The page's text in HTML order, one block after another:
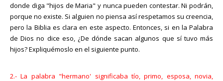
donde diga "hijos de Maria" y nunca pueden contestar. Ni podrán,
porque no existe. Si alguien no piensa así respetamos su creencia,
pero la Biblia es clara en este aspecto. Entonces, si en la Palabra
de Dios no dice eso, ¿De dónde sacan algunos que sí tuvo más
hijos? Expliquémoslo en el siguiente punto.
2.- La palabra "hermano' significaba tío, primo, esposa, novia,